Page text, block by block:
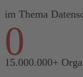
im Thema
0
15.000.000+